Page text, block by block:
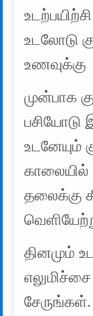
உடலோடு
உணவுக்கு
முன்பாக
பசியோடு
உடனேயும்
காலையில்
தலைக்கு
தினமும்